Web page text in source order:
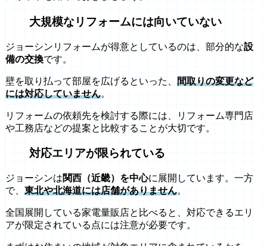
大規模なリフォームには向いていない
ジョーシンリフォームが得意としているのは、部分的な設
備の交換です。
壁を取り払って部屋を広げるといった、 間取りの変更など
には対応していません。
リフォームの依頼先を検討する際には、リフォーム専門店
や工務店などの提案と比較することが大切です。
対応エリアが限られている
ジョーシンは関西（近畿）を中心に展開しています。一方
で、 東北や北海道には店舗がありません。
全国展開している家電量販店と比べると、対応できるエリ
アが限定されている点には注意が必要です。